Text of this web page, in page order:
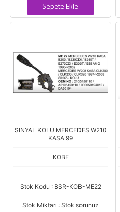
Sepete Ekle
SINYAL KOLU MERCEDES W210
KASA 99
KOBE
Stok Kodu : BSR-KOB-ME22
Stok Miktarı : Stok sorunuz